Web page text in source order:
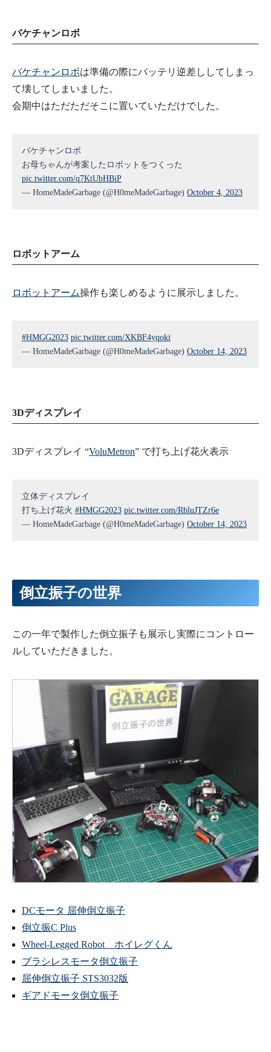
バケチャンロボ
バケチャンロボは準備の際にバッテリ逆差ししてしまっ
て壊してしまいました。
会期中はただただそこに置いていただけでした。
バケチャンロボ
お母ちゃんが考案したロボットをつくった
pic.twitter.com/q7KtUbHBiP
— HomeMadeGarbage (@H0meMadeGarbage) October 4, 2023
ロボットアーム
ロボットアーム操作も楽しめるように展示しました。
#HMGG2023 pic.twitter.com/XKBF4yqoki
— HomeMadeGarbage (@H0meMadeGarbage) October 14, 2023
3Dディスプレイ
3Dディスプレイ “VoluMetron” で打ち上げ花火表示
立体ディスプレイ
打ち上げ花火 #HMGG2023 pic.twitter.com/RbluJTZr6e
— HomeMadeGarbage (@H0meMadeGarbage) October 14, 2023
倒立振子の世界
この一年で製作した倒立振子も展示し実際にコントロー
ルしていただきました。
DCモータ 屈伸倒立振子
倒立振C Plus
Wheel-Legged Robot ホイレグくん
ブラシレスモータ倒立振子
屈伸倒立振子 STS3032版
ギアドモータ倒立振子